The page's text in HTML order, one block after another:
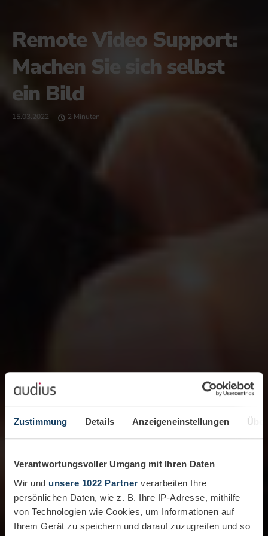
Zustimmung Details Anzeigeneinstellungen
Verantwortungsvoller Umgang mit Ihren Daten
Wir und unsere 1022 Partner verarbeiten Ihre
persönlichen Daten, wie z. B. Ihre IP-Adresse, mithilfe
von Technologien wie Cookies, um Informationen auf
Ihrem Gerät zu speichern und darauf zuzugreifen und so
Remote Video Support:
Machen Sie sich selbst
ein Bild
15.03.2022 2 Minuten